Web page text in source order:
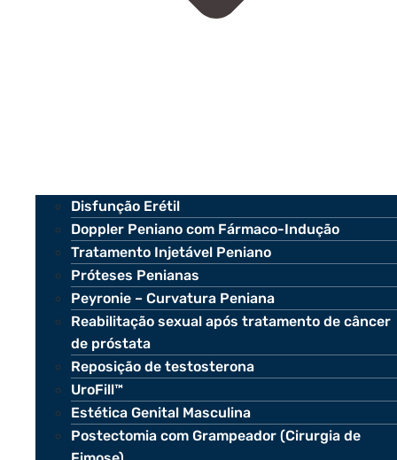
Disfunção Erétil
Doppler Peniano com Fármaco-Indução
Tratamento Injetável Peniano
Próteses Penianas
Peyronie – Curvatura Peniana
Reabilitação sexual após tratamento de câncer
de próstata
Reposição de testosterona
UroFill™
Estética Genital Masculina
Postectomia com Grampeador (Cirurgia de